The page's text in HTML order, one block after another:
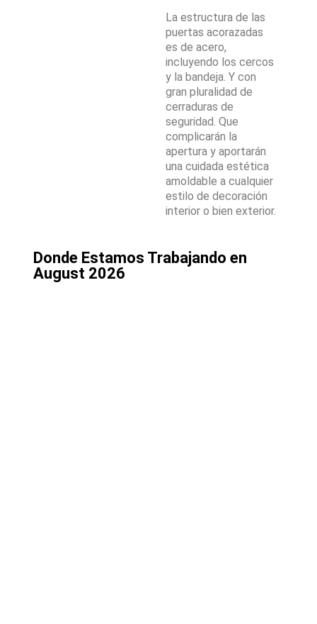
La estructura de las
puertas acorazadas
es de acero,
incluyendo los cercos
y la bandeja. Y con
gran pluralidad de
cerraduras de
seguridad. Que
complicarán la
apertura y aportarán
una cuidada estética
amoldable a cualquier
estilo de decoración
interior o bien exterior.
Donde Estamos Trabajando en
August 2026